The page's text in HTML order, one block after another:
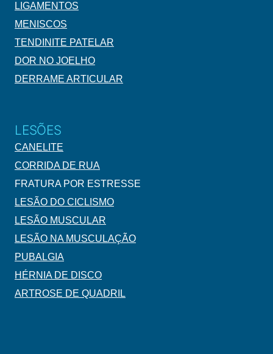
LIGAMENTOS
MENISCOS
TENDINITE PATELAR
DOR NO JOELHO
DERRAME ARTICULAR
LESÕES
CANELITE
CORRIDA DE RUA
FRATURA POR ESTRESSE
LESÃO DO CICLISMO
LESÃO MUSCULAR
LESÃO NA MUSCULAÇÃO
PUBALGIA
HÉRNIA DE DISCO
ARTROSE DE QUADRIL